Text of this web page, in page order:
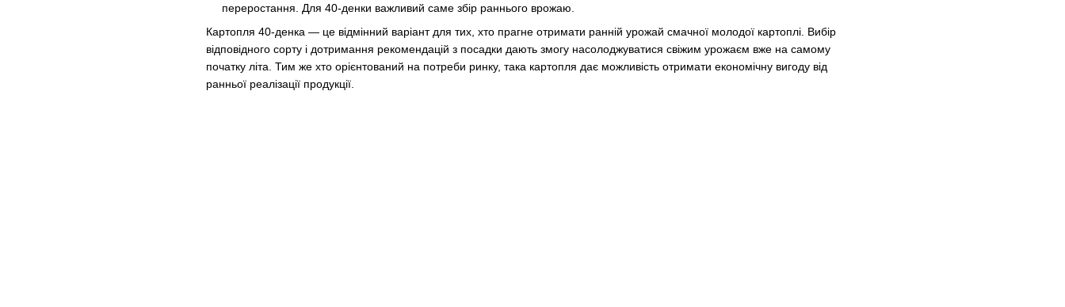
переростання. Для 40-денки важливий саме збір раннього врожаю.
Картопля 40-денка — це відмінний варіант для тих, хто прагне отримати ранній урожай смачної молодої картоплі. Вибір
відповідного сорту і дотримання рекомендацій з посадки дають змогу насолоджуватися свіжим урожаєм вже на самому
початку літа. Тим же хто орієнтований на потреби ринку, така картопля дає можливість отримати економічну вигоду від
ранньої реалізації продукції.